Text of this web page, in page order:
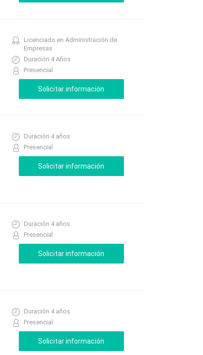
Licenciado en Administración de
Empresas
Duración 4 Años
Presencial
Duración 4 años
Presencial
Duración 4 años
Presencial
Duración 4 años
Presencial